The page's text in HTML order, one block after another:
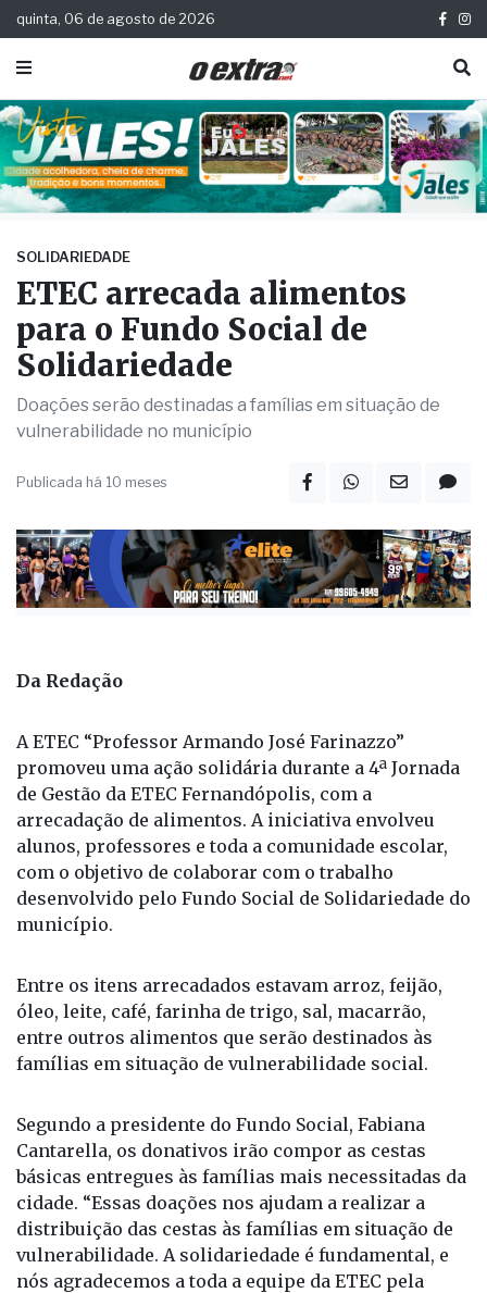
quinta, 06 de agosto de 2026
SOLIDARIEDADE
ETEC arrecada alimentos
para o Fundo Social de
Solidariedade
Doações serão destinadas a famílias em situação de
vulnerabilidade no município
Publicada há 10 meses
Da Redação
A ETEC “Professor Armando José Farinazzo”
promoveu uma ação solidária durante a 4ª Jornada
de Gestão da ETEC Fernandópolis, com a
arrecadação de alimentos. A iniciativa envolveu
alunos, professores e toda a comunidade escolar,
com o objetivo de colaborar com o trabalho
desenvolvido pelo Fundo Social de Solidariedade do
município.
Entre os itens arrecadados estavam arroz, feijão,
óleo, leite, café, farinha de trigo, sal, macarrão,
entre outros alimentos que serão destinados às
famílias em situação de vulnerabilidade social.
Segundo a presidente do Fundo Social, Fabiana
Cantarella, os donativos irão compor as cestas
básicas entregues às famílias mais necessitadas da
cidade. “Essas doações nos ajudam a realizar a
distribuição das cestas às famílias em situação de
vulnerabilidade. A solidariedade é fundamental, e
nós agradecemos a toda a equipe da ETEC pela